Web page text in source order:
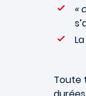
«
Toute